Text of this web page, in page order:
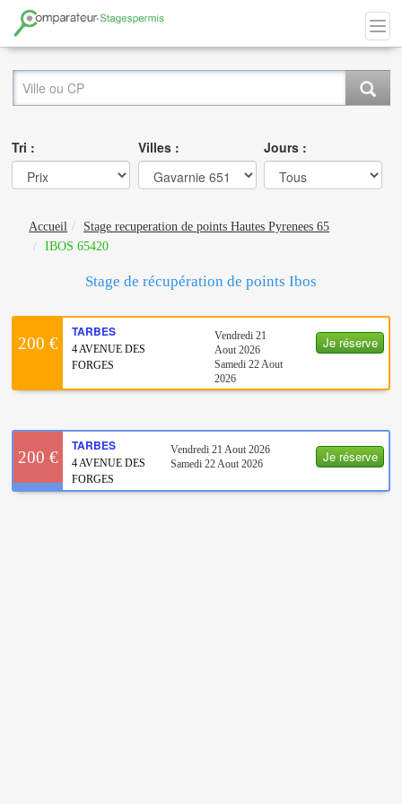
Tri : Villes : Jours :
Accueil
Stage recuperation de points Hautes Pyrenees 65
IBOS 65420
Stage de récupération de points Ibos
Je réserve
200 €
TARBES
4 AVENUE DES
FORGES
Vendredi 21
Aout 2026
Samedi 22 Aout
2026
Je réserve
200 €
TARBES
4 AVENUE DES
FORGES
Vendredi 21 Aout 2026
Samedi 22 Aout 2026